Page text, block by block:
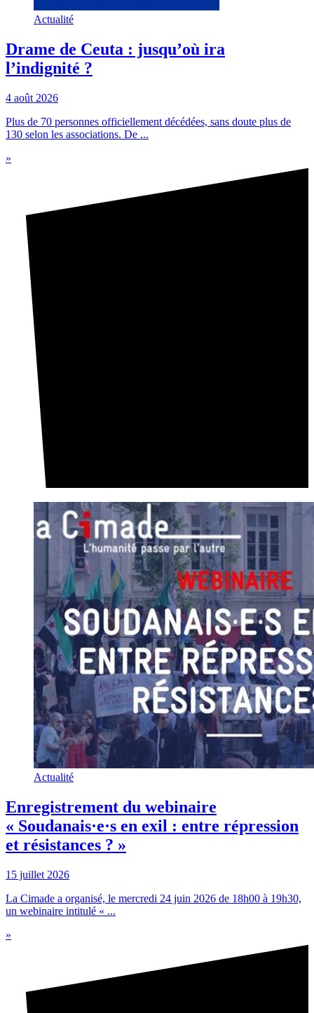
Actualité
Drame de Ceuta : jusqu’où ira
l’indignité ?
4 août 2026
Plus de 70 personnes officiellement décédées, sans doute plus de
130 selon les associations. De ...
»
Actualité
Enregistrement du webinaire
« Soudanais·e·s en exil : entre répression
et résistances ? »
15 juillet 2026
La Cimade a organisé, le mercredi 24 juin 2026 de 18h00 à 19h30,
un webinaire intitulé « ...
»